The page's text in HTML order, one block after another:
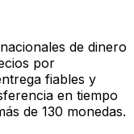
de dinero
por
fiables y
en tiempo
de 130 monedas.